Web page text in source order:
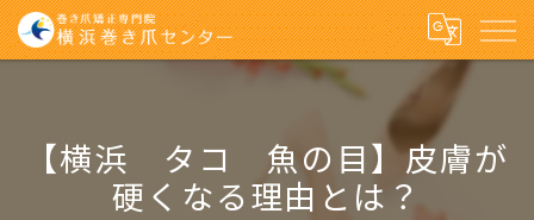
【横浜 タコ 魚の目】皮膚が
硬くなる理由とは？